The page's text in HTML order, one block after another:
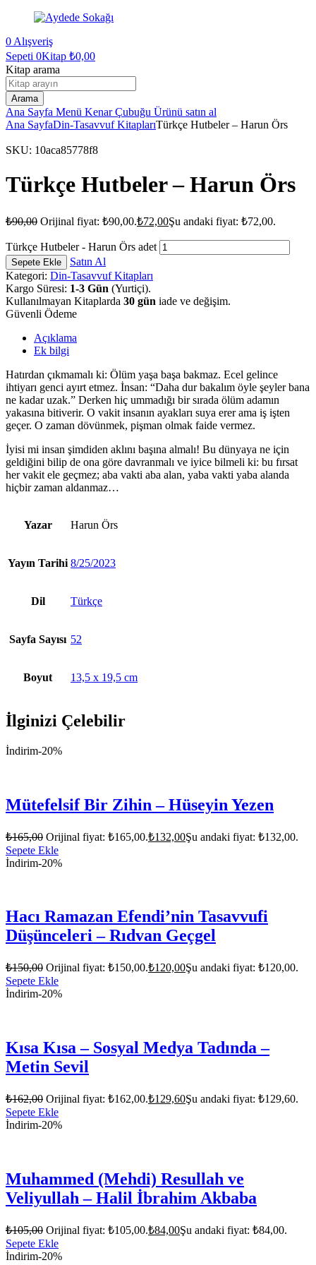
0 Alışveriş
Sepeti 0Kitap ₺0,00
Kitap arama
Arama
Ana Sayfa Menü Kenar Çubuğu Ürünü satın al
Ana SayfaDin-Tasavvuf KitaplarıTürkçe Hutbeler – Harun Örs
SKU: 10aca85778f8
Türkçe Hutbeler – Harun Örs
₺90,00 Orijinal fiyat: ₺90,00.₺72,00Şu andaki fiyat: ₺72,00.
Türkçe Hutbeler - Harun Örs adet
Sepete Ekle
Satın Al
Kategori: Din-Tasavvuf Kitapları
Kargo Süresi: 1-3 Gün (Yurtiçi).
Kullanılmayan Kitaplarda 30 gün iade ve değişim.
Güvenli Ödeme
Açıklama
Ek bilgi
Hatırdan çıkmamalı ki: Ölüm yaşa başa bakmaz. Ecel gelince
ihtiyarı genci ayırt etmez. İnsan: “Daha dur bakalım öyle şeyler bana
ne kadar uzak.” Derken hiç ummadığı bir sırada ölüm adamın
yakasına bitiverir. O vakit insanın ayakları suya erer ama iş işten
geçer. O zaman dövünmek, pişman olmak faide vermez.
İyisi mi insan şimdiden aklını başına almalı! Bu dünyaya ne için
geldiğini bilip de ona göre davranmalı ve iyice bilmeli ki: bu fırsat
her vakit ele geçmez; aba vakti aba alan, yaba vakti yaba alanda
hiçbir zaman aldanmaz…
Yazar Harun Örs
Yayın Tarihi 8/25/2023
Dil Türkçe
Sayfa Sayısı 52
Boyut 13,5 x 19,5 cm
İlginizi Çelebilir
İndirim-20%
Mütefelsif Bir Zihin – Hüseyin Yezen
₺165,00 Orijinal fiyat: ₺165,00.₺132,00Şu andaki fiyat: ₺132,00.
Sepete Ekle
İndirim-20%
Hacı Ramazan Efendi’nin Tasavvufi
Düşünceleri – Rıdvan Geçgel
₺150,00 Orijinal fiyat: ₺150,00.₺120,00Şu andaki fiyat: ₺120,00.
Sepete Ekle
İndirim-20%
Kısa Kısa – Sosyal Medya Tadında –
Metin Sevil
₺162,00 Orijinal fiyat: ₺162,00.₺129,60Şu andaki fiyat: ₺129,60.
Sepete Ekle
İndirim-20%
Muhammed (Mehdi) Resullah ve
Veliyullah – Halil İbrahim Akbaba
₺105,00 Orijinal fiyat: ₺105,00.₺84,00Şu andaki fiyat: ₺84,00.
Sepete Ekle
İndirim-20%